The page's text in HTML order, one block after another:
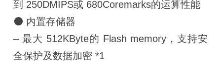
到 250DMIPS或 680Coremarks的运算性能
⚫ 内置存储器
– 最大 512KByte的 Flash memory，支持安
全保护及数据加密 *1